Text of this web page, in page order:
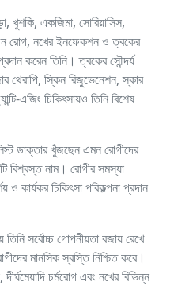
খুশকি, একজিমা, সোরিয়াসিস,
রোগ, নখের ইনফেকশন ও ত্বকের
করেন তিনি। ত্বকের সৌন্দর্য
থেরাপি, স্কিন রিজুভেনেশন, স্কার
এজিং চিকিৎসায়ও তিনি বিশেষ
ডাক্তার খুঁজছেন এমন রোগীদের
বিশ্বস্ত নাম। রোগীর সমস্যা
কার্যকর চিকিৎসা পরিকল্পনা প্রদান
সর্বোচ্চ গোপনীয়তা বজায় রেখে
মানসিক স্বস্তি নিশ্চিত করে।
চর্মরোগ এবং নখের বিভিন্ন